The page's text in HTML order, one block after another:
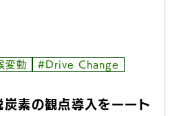
変動
#Drive Change
素の観点導入をーート